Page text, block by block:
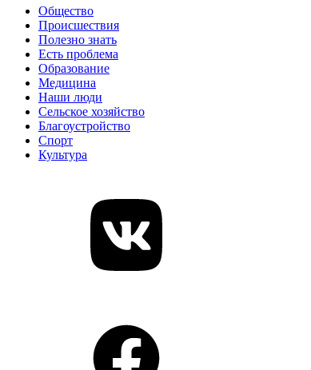
Общество
Происшествия
Полезно знать
Есть проблема
Образование
Медицина
Наши люди
Сельское хозяйство
Благоустройство
Спорт
Культура